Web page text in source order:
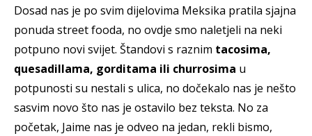
Dosad nas je po svim dijelovima Meksika pratila sjajna
ponuda street fooda, no ovdje smo naletjeli na neki
potpuno novi svijet. Štandovi s raznim tacosima,
quesadillama, gorditama ili churrosima u
potpunosti su nestali s ulica, no dočekalo nas je nešto
sasvim novo što nas je ostavilo bez teksta. No za
početak, Jaime nas je odveo na jedan, rekli bismo,